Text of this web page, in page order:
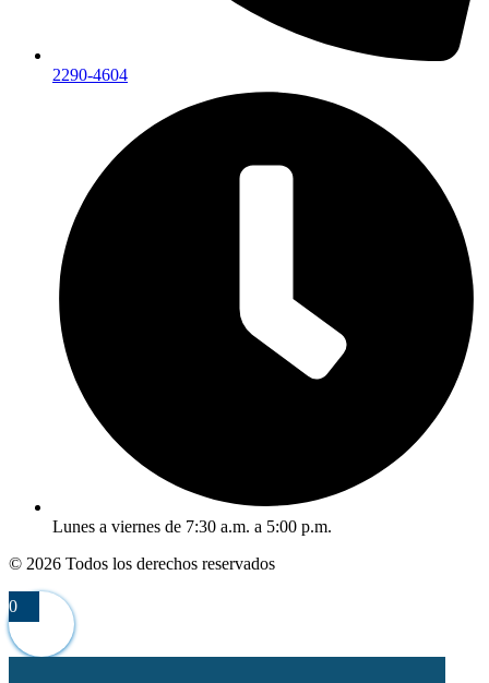
2290-4604
Lunes a viernes de 7:30 a.m. a 5:00 p.m.
© 2026 Todos los derechos reservados
0